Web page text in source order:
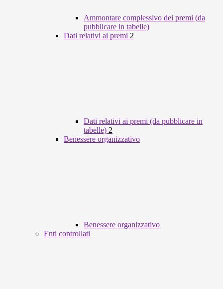
Ammontare complessivo dei premi (da
pubblicare in tabelle)
Dati relativi ai premi 2
Dati relativi ai premi (da pubblicare in
tabelle) 2
Benessere organizzativo
Benessere organizzativo
Enti controllati